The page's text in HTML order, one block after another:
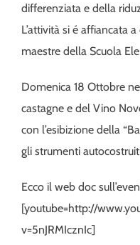
differenziata e della
L’attività si é affiancata
maestre della Scuola
Domenica 18 Ottobre
castagne e del Vino
con l’esibizione della
gli strumenti
Ecco il web doc
[youtube=http://
v=5nJRMIcznIc]